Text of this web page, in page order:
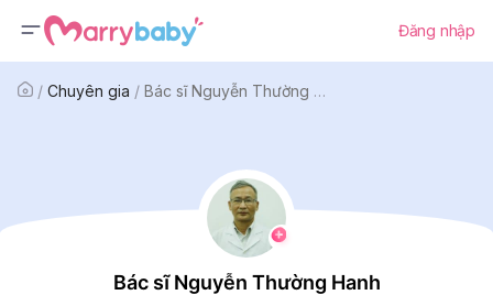
Đăng nhập
/ Chuyên gia / Bác sĩ Nguyễn Thường Hanh
Bác sĩ Nguyễn Thường Hanh